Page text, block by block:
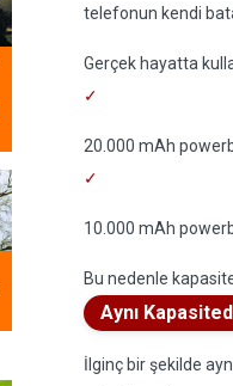
telefonun kendi
Gerçek hayatta
20.000 mAh
10.000 mAh
Bu nedenle
Aynı
İlginç bir şekilde